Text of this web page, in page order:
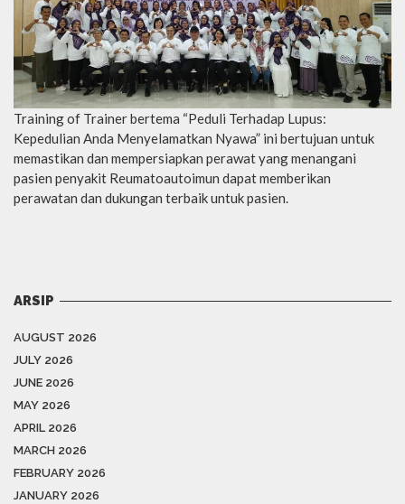
Training of Trainer bertema “Peduli Terhadap Lupus:
Kepedulian Anda Menyelamatkan Nyawa” ini bertujuan untuk
memastikan dan mempersiapkan perawat yang menangani
pasien penyakit Reumatoautoimun dapat memberikan
perawatan dan dukungan terbaik untuk pasien.
ARSIP
AUGUST 2026
JULY 2026
JUNE 2026
MAY 2026
APRIL 2026
MARCH 2026
FEBRUARY 2026
JANUARY 2026